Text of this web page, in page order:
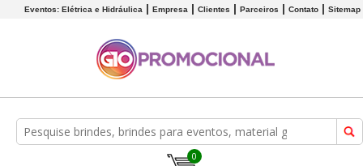
Eventos: Elétrica e Hidráulica Empresa Clientes Parceiros Contato Sitemap
0